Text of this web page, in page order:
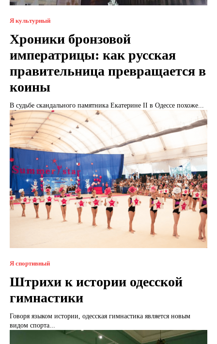
Я культурный
Хроники бронзовой
императрицы: как русская
правительница превращается в
коины
В судьбе скандального памятника Екатерине II в Одессе похоже...
Я спортивный
Штрихи к истории одесской
гимнастики
Говоря языком истории, одесская гимнастика является новым
видом спорта...